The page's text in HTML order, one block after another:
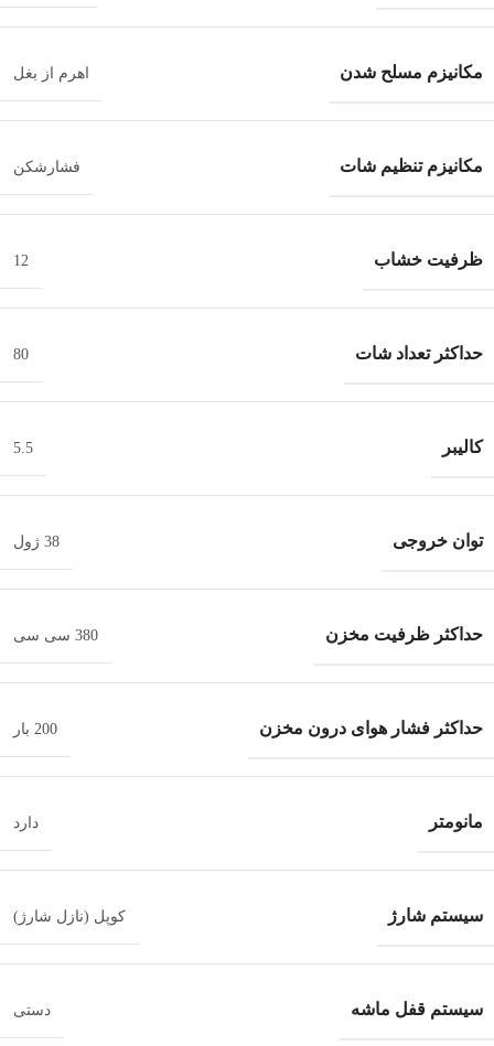
مکانیزم مسلح شدن اهرم از بغل
مکانیزم تنظیم شات فشارشکن
ظرفیت خشاب 12
حداکثر تعداد شات 80
کالیبر 5.5
توان خروجی 38 ژول
حداکثر ظرفیت مخزن 380 سی سی
حداکثر فشار هوای درون مخزن 200 بار
مانومتر دارد
سیستم شارژ کوپل (نازل شارژ)
سیستم قفل ماشه دستی